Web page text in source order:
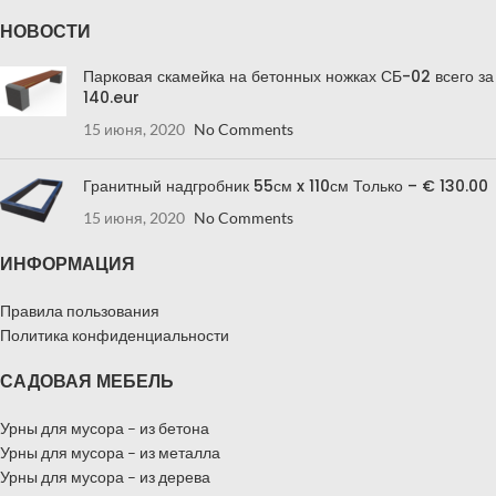
НОВОСТИ
Парковая скамейка на бетонных ножках СБ-02 всего за
140.eur
15 июня, 2020 No Comments
Гранитный надгробник 55см x 110см Только – € 130.00
15 июня, 2020 No Comments
ИНФОРМАЦИЯ
Правила пользования
Политика конфиденциальности
САДОВАЯ МЕБЕЛЬ
Урны для мусора – из бетона
Урны для мусора – из металла
Урны для мусора – из дерева